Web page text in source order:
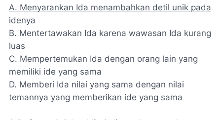
A. Menyarankan Ida menambahkan detil unik pada
idenya
B. Mentertawakan Ida karena wawasan Ida kurang
luas
C. Mempertemukan Ida dengan orang lain yang
memiliki ide yang sama
D. Memberi Ida nilai yang sama dengan nilai
temannya yang memberikan ide yang sama